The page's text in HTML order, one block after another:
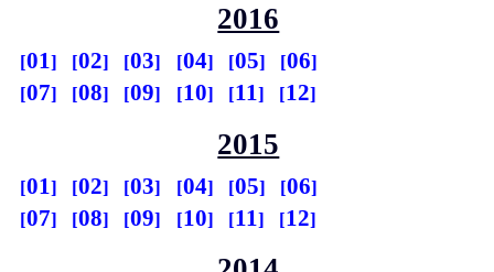
2016
01 02 03 04 05
06
07
08 09 10 11 12
2015
01 02 03 04 05
06
07
08 09 10 11 12